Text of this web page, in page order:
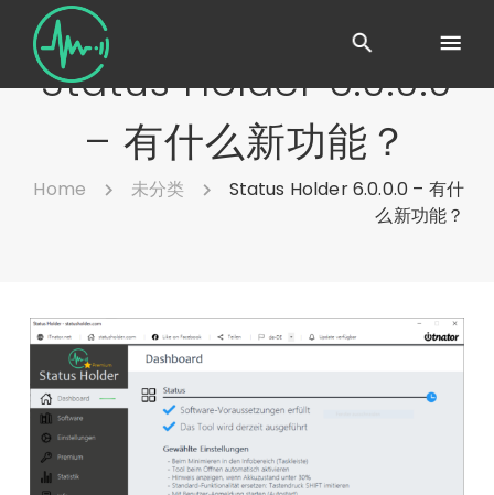
Status Holder 6.0.0.0
– 有什么新功能？
Home 未分类
Status Holder 6.0.0.0 – 有什
么新功能？